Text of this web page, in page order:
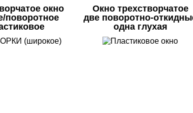
окно
поворотное
Окно трехстворчатое
две поворотно-
одна глухая